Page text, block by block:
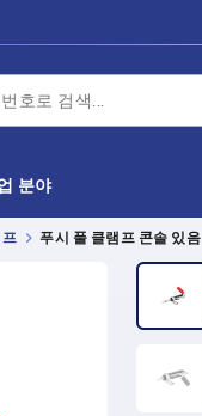
분야
푸시 풀 클램프 콘솔 있음